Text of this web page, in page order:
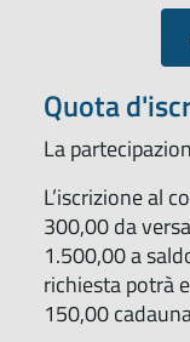
Quota
La
L’iscrizione al
300,00 da
1.500,00 a
richiesta potrà
150,00